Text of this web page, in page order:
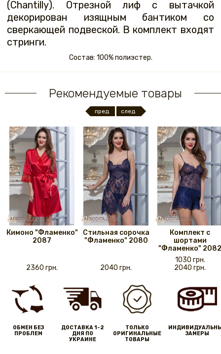
(Chantilly). Отрезной лиф с вытачкой
декорирован изящным бантиком со
сверкающей подвеской. В комплект входят
стринги.
Состав: 100% полиэстер.
Рекомендуемые товары
пред. след.
Кимоно "Фламенко"
2087
2360 грн.
Стильная сорочка
"Фламенко" 2080
2040 грн.
Комплект с
шортами
"Фламенко" 2082
1030 грн.
2040 грн.
ОБМЕН БЕЗ
ПРОБЛЕМ
ДОСТАВКА 1-2
ДНЯ ПО
УКРАИНЕ
ТОЛЬКО
ОРИГИНАЛЬНЫЕ
ТОВАРЫ
ЗАМЕРЫ